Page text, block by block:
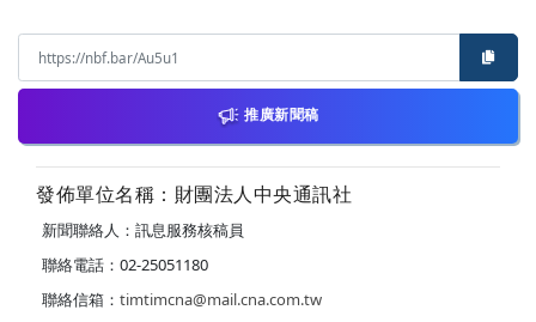
推廣新聞稿
發佈單位名稱：財團法人中央通訊社
新聞聯絡人：訊息服務核稿員
聯絡電話：02-25051180
聯絡信箱： timtimcna@mail.cna.com.tw